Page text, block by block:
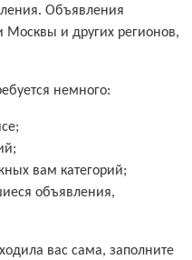
Объявления
и других регионов,
немного:
вам категорий;
объявления,
вас сама, заполните